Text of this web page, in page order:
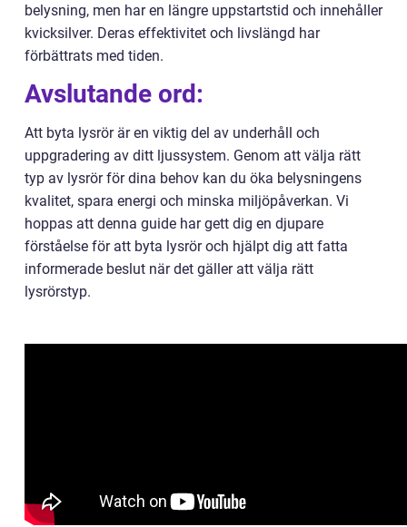
belysning, men har en längre uppstartstid och innehåller
kvicksilver. Deras effektivitet och livslängd har
förbättrats med tiden.
Avslutande ord:
Att byta lysrör är en viktig del av underhåll och
uppgradering av ditt ljussystem. Genom att välja rätt
typ av lysrör för dina behov kan du öka belysningens
kvalitet, spara energi och minska miljöpåverkan. Vi
hoppas att denna guide har gett dig en djupare
förståelse för att byta lysrör och hjälpt dig att fatta
informerade beslut när det gäller att välja rätt
lysrörstyp.